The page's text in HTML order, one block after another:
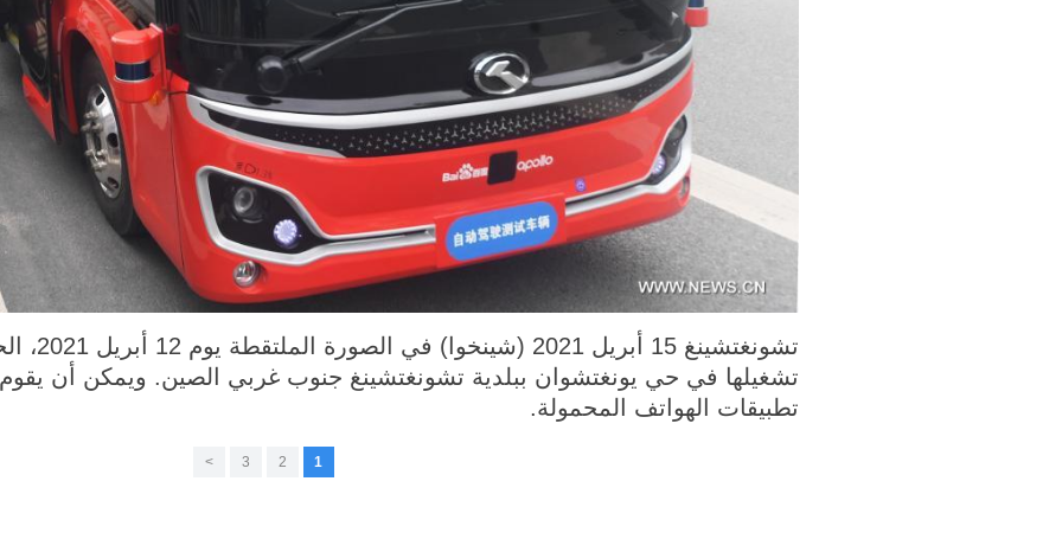
تشغيلها في حي يونغتشوان ببلدية تشونغتشينغ جنوب غربي الصين. ويمكن أن
تطبيقات الهواتف المحمولة.
1
2
3
>